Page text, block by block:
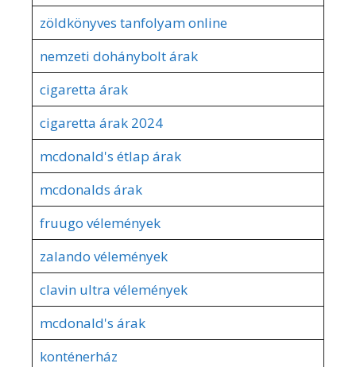
zöldkönyves tanfolyam online
nemzeti dohánybolt árak
cigaretta árak
cigaretta árak 2024
mcdonald's étlap árak
mcdonalds árak
fruugo vélemények
zalando vélemények
clavin ultra vélemények
mcdonald's árak
konténerház